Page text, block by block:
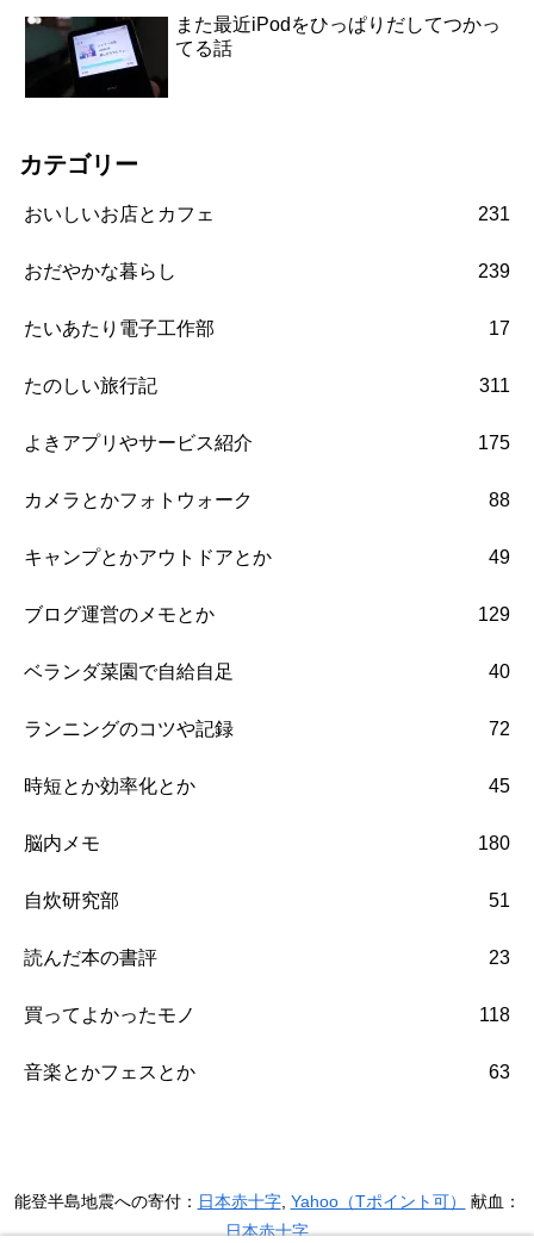
また最近iPodをひっぱりだしてつかっ
てる話
カテゴリー
おいしいお店とカフェ 231
おだやかな暮らし 239
たいあたり電子工作部 17
たのしい旅行記 311
よきアプリやサービス紹介 175
カメラとかフォトウォーク 88
キャンプとかアウトドアとか 49
ブログ運営のメモとか 129
ベランダ菜園で自給自足 40
ランニングのコツや記録 72
時短とか効率化とか 45
脳内メモ 180
自炊研究部 51
読んだ本の書評 23
買ってよかったモノ 118
音楽とかフェスとか 63
能登半島地震への寄付： 日本赤十字, Yahoo（Tポイント可）
献血：
日本赤十字